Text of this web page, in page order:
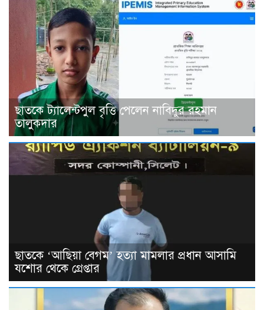
ছাতকে ট্যালেন্টপুল বৃত্তি পেলেন নাবিদুর রহমান
তালুকদার
ছাতকে ‘আছিয়া বেগম’ হত্যা মামলার প্রধান আসামি
যশোর থেকে গ্রেপ্তার